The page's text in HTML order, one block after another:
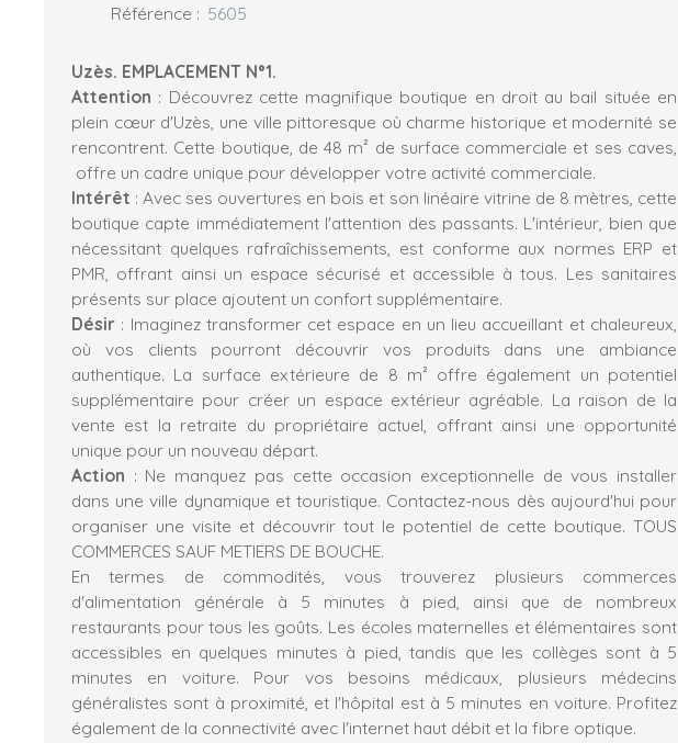
Référence : 5605
Uzès. EMPLACEMENT N°1.
Attention : Découvrez cette magnifique boutique en droit au bail située en
plein cœur d'Uzès, une ville pittoresque où charme historique et modernité se
rencontrent. Cette boutique, de 48 m² de surface commerciale et ses caves,
offre un cadre unique pour développer votre activité commerciale.
Intérêt : Avec ses ouvertures en bois et son linéaire vitrine de 8 mètres, cette
boutique capte immédiatement l'attention des passants. L'intérieur, bien que
nécessitant quelques rafraîchissements, est conforme aux normes ERP et
PMR, offrant ainsi un espace sécurisé et accessible à tous. Les sanitaires
présents sur place ajoutent un confort supplémentaire.
Désir : Imaginez transformer cet espace en un lieu accueillant et chaleureux,
où vos clients pourront découvrir vos produits dans une ambiance
authentique. La surface extérieure de 8 m² offre également un potentiel
supplémentaire pour créer un espace extérieur agréable. La raison de la
vente est la retraite du propriétaire actuel, offrant ainsi une opportunité
unique pour un nouveau départ.
Action : Ne manquez pas cette occasion exceptionnelle de vous installer
dans une ville dynamique et touristique. Contactez-nous dès aujourd'hui pour
organiser une visite et découvrir tout le potentiel de cette boutique. TOUS
COMMERCES SAUF METIERS DE BOUCHE.
En termes de commodités, vous trouverez plusieurs commerces
d'alimentation générale à 5 minutes à pied, ainsi que de nombreux
restaurants pour tous les goûts. Les écoles maternelles et élémentaires sont
accessibles en quelques minutes à pied, tandis que les collèges sont à 5
minutes en voiture. Pour vos besoins médicaux, plusieurs médecins
généralistes sont à proximité, et l'hôpital est à 5 minutes en voiture. Profitez
également de la connectivité avec l'internet haut débit et la fibre optique.